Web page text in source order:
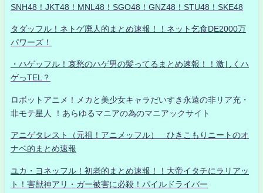
SNH48！JKT48！MNL48！SGO48！GNZ48！STU48！SKE48
タダッフル！ネトゲ廃人的まとめ速報！！ネット乞食DE2000万
パワーズ！
・ハゲッフル！哀愁のハゲ男の髪ってるまとめ速報！！激しくハ
ゲっTEL？
ロボットアニメ！メカと美少女キャラだいすき永遠の非リア充・
非モテ星人 ！あらゆるマニアの為のマニアックサイト
アニゲタレスト（元祖！アニメッフル） ひきこもりニートのオ
ナベ的まとめ速報
ユカ・ヨネッフル！初老的まとめ速報！！大帝イタチにラリアッ
ト！害獣神アリ・ガー被害に必殺！パイルドライバー